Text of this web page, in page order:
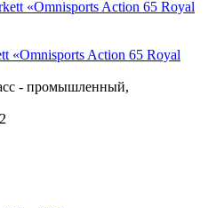
«Omnisports Action 65 Royal
- промышленный,